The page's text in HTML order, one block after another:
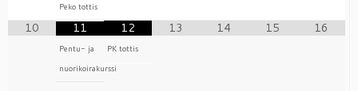
Peko tottis
10 11
Pentu- ja
nuorikoirakurssi
12
PK tottis
13 14 15 16